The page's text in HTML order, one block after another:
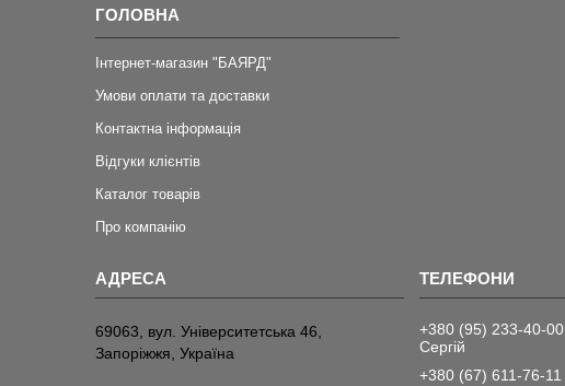
ГОЛОВНА
Інтернет-магазин "БАЯРД"
Умови оплати та доставки
Контактна інформація
Відгуки клієнтів
Каталог товарів
Про компанію
69063, вул. Університетська 46,
Запоріжжя, Україна
+380 (95) 233-40-00
Сергій
+380 (67) 611-76-11